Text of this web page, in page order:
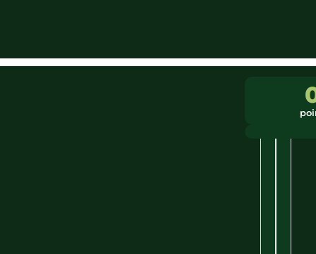
Occitanie
Riscle